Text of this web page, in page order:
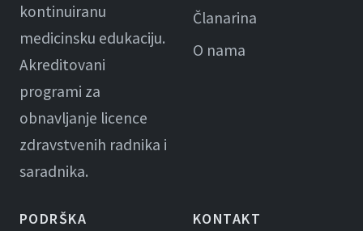
kontinuiranu
medicinsku edukaciju.
Akreditovani
programi za
obnavljanje licence
zdravstvenih radnika i
saradnika.
Članarina
O nama
PODRŠKA KONTAKT